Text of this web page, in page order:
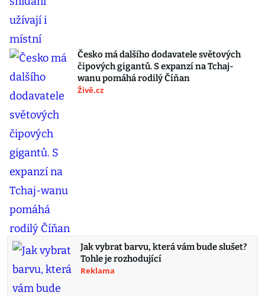
Česko má dalšího dodavatele světových
čipových gigantů. S expanzí na Tchaj-
wanu pomáhá rodilý Číňan
Živě.cz
Jak vybrat barvu, která vám bude slušet?
Tohle je rozhodující
Reklama